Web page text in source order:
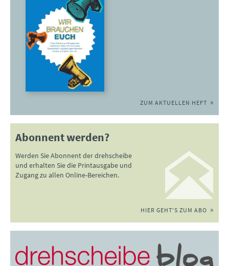
ZUM AKTUELLEN HEFT
Abonnent werden?
Werden Sie Abonnent der drehscheibe
und erhalten Sie die Printausgabe und
Zugang zu allen Online-Bereichen.
HIER GEHT'S ZUM ABO